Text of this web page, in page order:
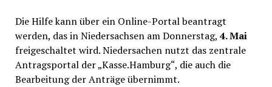
Die Hilfe kann über ein Online-Portal beantragt
werden, das in Niedersachsen am Donnerstag, 4. Mai
freigeschaltet wird. Niedersachen nutzt das zentrale
Antragsportal der „Kasse.Hamburg“, die auch die
Bearbeitung der Anträge übernimmt.